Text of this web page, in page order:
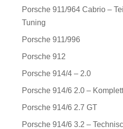
Porsche 911/964 Cabrio –
Tuning
Porsche 911/996
Porsche 912
Porsche 914/4 – 2.0
Porsche 914/6 2.0 –
Porsche 914/6 2.7 GT
Porsche 914/6 3.2 –